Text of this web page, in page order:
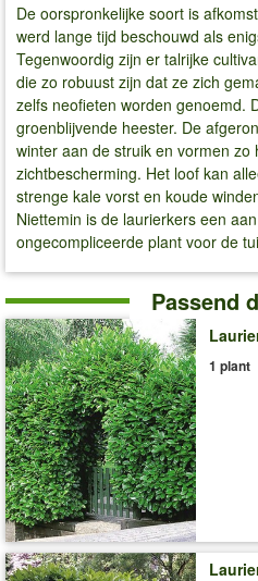
De oorspronkelijke soort is
werd lange tijd beschouwd als
Tegenwoordig zijn er talrijke
die zo robuust zijn dat ze zich
zelfs neofieten worden genoemd.
groenblijvende heester. De
winter aan de struik en vormen
zichtbescherming. Het loof kan
strenge kale vorst en koude
Niettemin is de laurierkers een
ongecompliceerde plant voor de
Passend
1 plant